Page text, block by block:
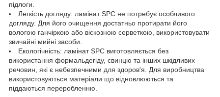
підлоги.
Легкість догляду: ламінат SPC не потребує особливого
догляду. Для його очищення достатньо протирати його
вологою ганчіркою або віскозною серветкою, використовувати
звичайні мийні засоби.
Екологічність: ламінат SPC виготовляється без
використання формальдегіду, свинцю та інших шкідливих
речовин, які є небезпечними для здоров'я. Для виробництва
використовуються матеріали що відновлюються та
піддаються переробленню.